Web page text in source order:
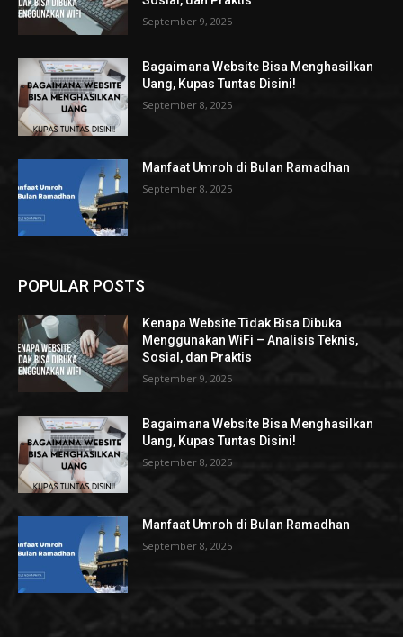
September 9, 2025
Bagaimana Website Bisa Menghasilkan
Uang, Kupas Tuntas Disini!
September 8, 2025
Manfaat Umroh di Bulan Ramadhan
September 8, 2025
POPULAR POSTS
Kenapa Website Tidak Bisa Dibuka
Menggunakan WiFi – Analisis Teknis,
Sosial, dan Praktis
September 9, 2025
Bagaimana Website Bisa Menghasilkan
Uang, Kupas Tuntas Disini!
September 8, 2025
Manfaat Umroh di Bulan Ramadhan
September 8, 2025